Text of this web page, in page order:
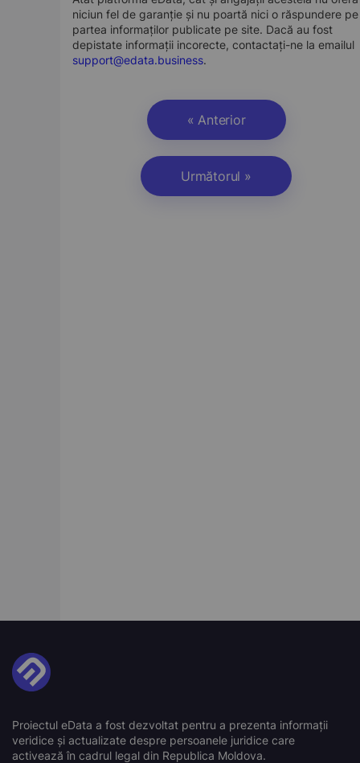
niciun fel de garanție și nu poartă nici o răspundere pe
partea informaților publicate pe site. Dacă au fost
depistate informații incorecte, contactați-ne la emailul
support@edata.business.
« Anterior
Următorul »
Proiectul eData a fost dezvoltat pentru a prezenta informații
veridice și actualizate despre persoanele juridice care
activează în cadrul legal din Republica Moldova.